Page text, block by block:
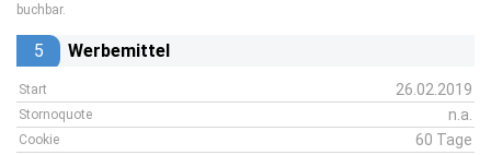
buchbar.
5 Werbemittel
Start 26.02.2019
Stornoquote n.a.
Cookie 60 Tage